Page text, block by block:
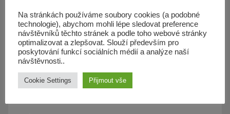
Územní plán
Občan server
Dopravní obslužnost
Obecní úřad
Na stránkách používáme soubory cookies (a podobné
technologie), abychom mohli lépe sledovat preference
návštěvníků těchto stránek a podle toho webové stránky
optimalizovat a zlepšovat. Slouží především pro
poskytování funkcí sociálních médií a analýze naší
návštěvnosti..
Cookie Settings Přijmout vše